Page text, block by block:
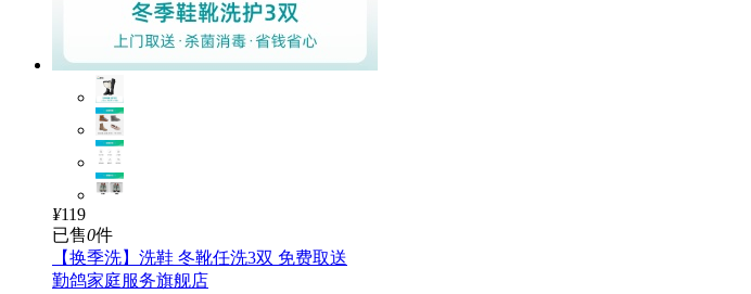
¥119
已售0件
【换季洗】洗鞋 冬靴任洗3双 免费取送
勤鸽家庭服务旗舰店